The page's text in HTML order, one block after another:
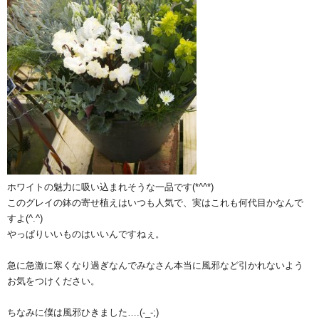
ホワイトの魅力に吸い込まれそうな一品です(*^^*)
このグレイの鉢の寄せ植えはいつも人気で、実はこれも何代目かなんで
すよ(^.^)
やっぱりいいものはいいんですねぇ。
急に急激に寒くなり過ぎなんでみなさん本当に風邪など引かれないよう
お気をつけください。
ちなみに僕は風邪ひきました….(-_-;)